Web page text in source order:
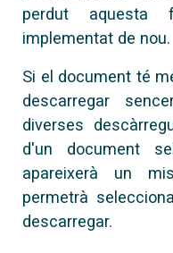
perdut aquesta
implementat de nou.
Si el document té
descarregar
diverses
d'un document
apareixerà un
permetrà
descarregar.